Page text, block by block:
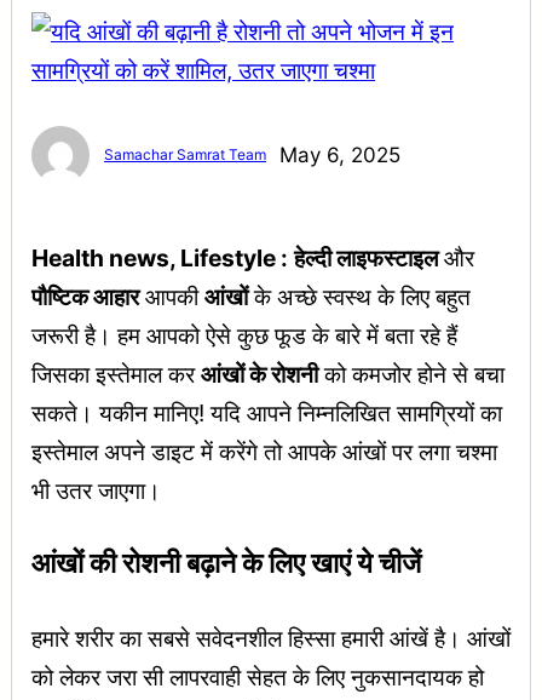
Samachar Samrat Team May 6, 2025
Health news, Lifestyle : हेल्दी लाइफस्टाइलऔर
पौष्टिक आहारआपकीआंखोंके अच्छे स्वस्थ के लिए बहुत
जरूरी है। हम आपको ऐसे कुछ फूड के बारे में बता रहे हैं
जिसका इस्तेमाल करआंखों के रोशनीको कमजोर होने से बचा
सकते। यकीन मानिए! यदि आपने निम्नलिखित सामग्रियों का
इस्तेमाल अपने डाइट में करेंगे तो आपके आंखों पर लगा चश्मा
भी उतर जाएगा।
आंखों की रोशनी बढ़ाने के लिए खाएं ये चीजें
हमारे शरीर का सबसे सवेदनशील हिस्सा हमारी आंखें है। आंखों
को लेकर जरा सी लापरवाही सेहत के लिए नुकसानदायक हो